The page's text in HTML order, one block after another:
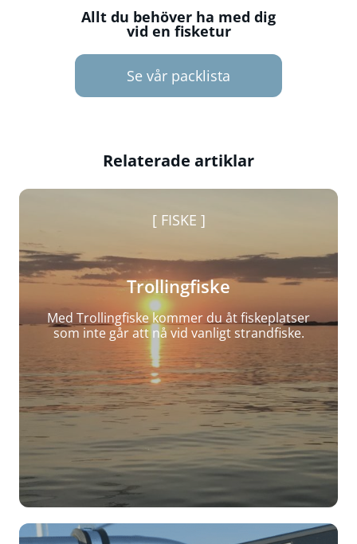
Allt du behöver ha med dig
vid en fisketur
Se vår packlista
Relaterade artiklar
FISKE
Trollingfiske
Med Trollingfiske kommer du åt fiskeplatser
som inte går att nå vid vanligt strandfiske.